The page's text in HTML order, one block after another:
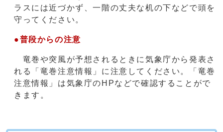
ラスには近づかず、一階の丈夫な机の下などで頭を
守ってください。
●普段からの注意
竜巻や突風が予想されるときに気象庁から発表さ
れる「竜巻注意情報」に注意してください。「竜巻
注意情報」は気象庁のHPなどで確認することがで
きます。